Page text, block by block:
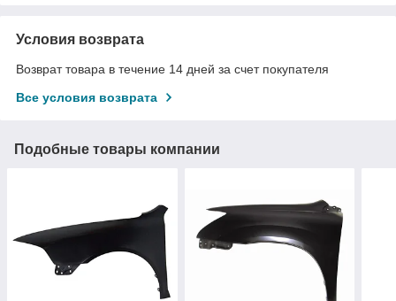
Условия возврата
Возврат товара в течение 14 дней за счет покупателя
Все условия возврата
Подобные товары компании